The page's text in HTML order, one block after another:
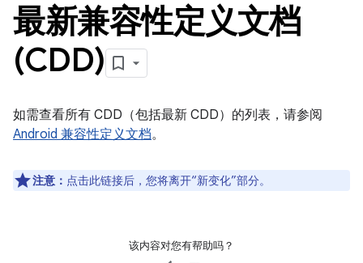
最新兼容性定义文档
(CDD)
如需查看所有 CDD（包括最新 CDD）的列表，请参阅
Android 兼容性定义文档。
注意： 点击此链接后，您将离开“新变化”部分。
该内容对您有帮助吗？